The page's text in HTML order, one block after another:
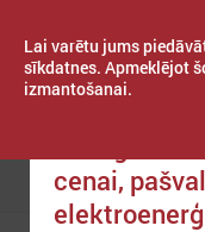
Lai varētu jums
sīkdatnes. Apmeklējot
izmantošanai.
Izvēlne
cenai,